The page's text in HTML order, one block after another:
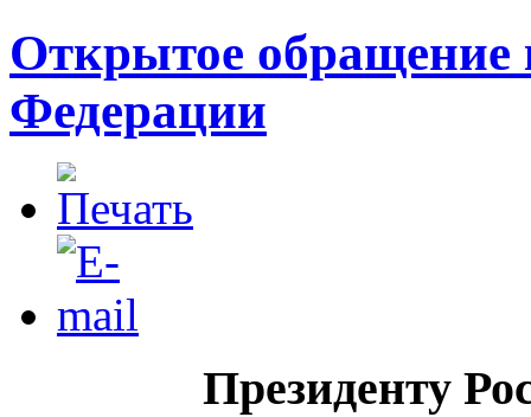
Открытое обращение
Федерации
Президенту